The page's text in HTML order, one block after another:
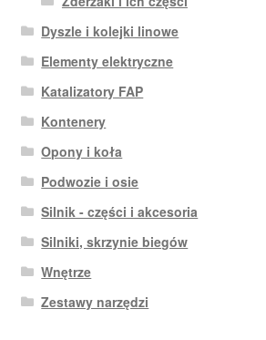
Dyszle i kolejki linowe
Elementy elektryczne
Katalizatory FAP
Kontenery
Opony i koła
Podwozie i osie
Silnik - części i akcesoria
Silniki, skrzynie biegów
Wnętrze
Zestawy narzędzi